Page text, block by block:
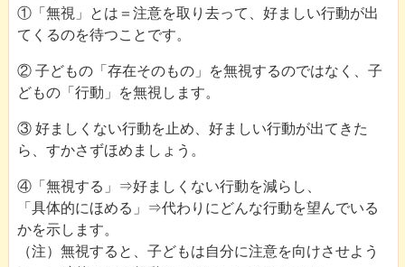
①「無視」とは＝注意を取り去って、好ましい行動が出
てくるのを待つことです。
② 子どもの「存在そのもの」を無視するのではなく、子
どもの「行動」を無視します。
③ 好ましくない行動を止め、好ましい行動が出てきた
ら、すかさずほめましょう。
④「無視する」⇒好ましくない行動を減らし、
「具体的にほめる」⇒代わりにどんな行動を望んでいる
かを示します。
（注）無視すると、子どもは自分に注意を向けさせよう